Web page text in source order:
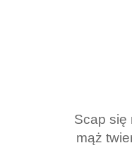
Scap się
mąż